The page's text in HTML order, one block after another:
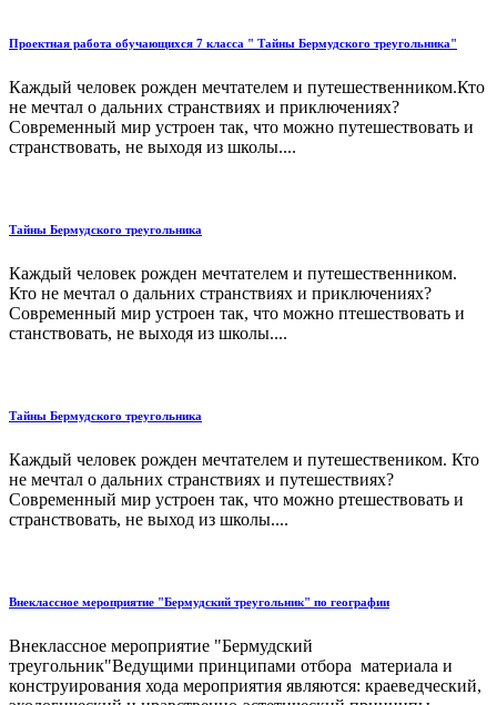
Проектная работа обучающихся 7 класса " Тайны Бермудского треугольника"
Каждый человек рожден мечтателем и путешественником.Кто
не мечтал о дальних странствиях и приключениях?
Современный мир устроен так, что можно путешествовать и
странствовать, не выходя из школы....
Тайны Бермудского треугольника
Каждый человек рожден мечтателем и путешественником.
Кто не мечтал о дальних странствиях и приключениях?
Современный мир устроен так, что можно птешествовать и
станствовать, не выходя из школы....
Тайны Бермудского треугольника
Каждый человек рожден мечтателем и путешествеником. Кто
не мечтал о дальних странствиях и путешествиях?
Современный мир устроен так, что можно ртешествовать и
странствовать, не выход из школы....
Внеклассное мероприятие "Бермудский треугольник" по географии
Внеклассное мероприятие "Бермудский
треугольник"Ведущими принципами отбора материала и
конструирования хода мероприятия являются: краеведческий,